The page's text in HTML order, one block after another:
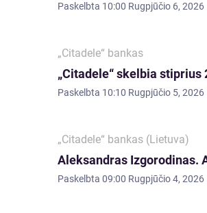
Paskelbta 10:00 Rugpjūčio 6, 2026
„Citadele“ bankas
„Citadele“ skelbia
Paskelbta 10:10 Rugpjūčio 5, 2026
„Citadele“ bankas (Lietuva)
Aleksandras Izgorodinas.
Paskelbta 09:00 Rugpjūčio 4, 2026